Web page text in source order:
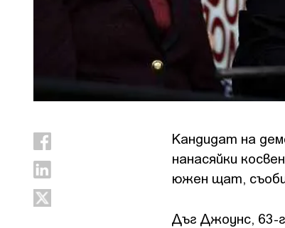
Кандидат на
нанасяйки
южен щат,
Дъг Джоунс, 63-